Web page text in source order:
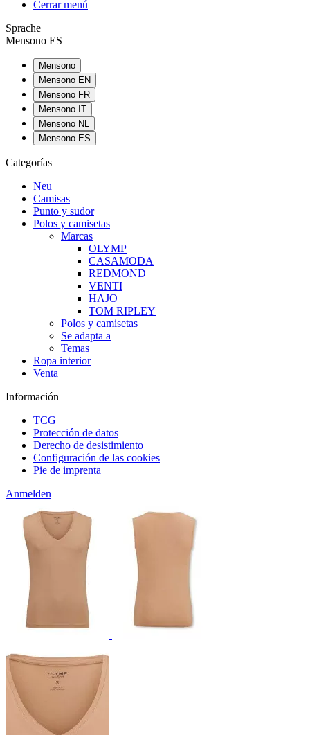
Cerrar menú
Sprache
Mensono ES
Mensono
Mensono EN
Mensono FR
Mensono IT
Mensono NL
Mensono ES
Categorías
Neu
Camisas
Punto y sudor
Polos y camisetas
Marcas
OLYMP
CASAMODA
REDMOND
VENTI
HAJO
TOM RIPLEY
Polos y camisetas
Se adapta a
Temas
Ropa interior
Venta
Información
TCG
Protección de datos
Derecho de desistimiento
Configuración de las cookies
Pie de imprenta
Anmelden